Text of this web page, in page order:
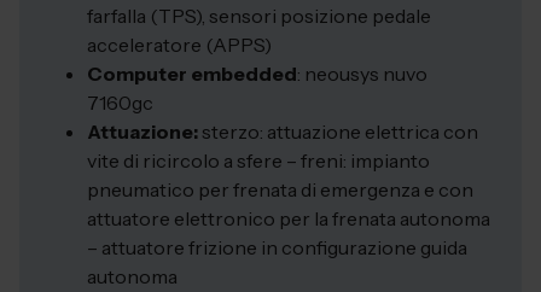
farfalla (TPS), sensori posizione pedale
acceleratore (APPS)
Computer embedded: neousys nuvo
7160gc
Attuazione: sterzo: attuazione elettrica con
vite di ricircolo a sfere – freni: impianto
pneumatico per frenata di emergenza e con
attuatore elettronico per la frenata autonoma
– attuatore frizione in configurazione guida
autonoma